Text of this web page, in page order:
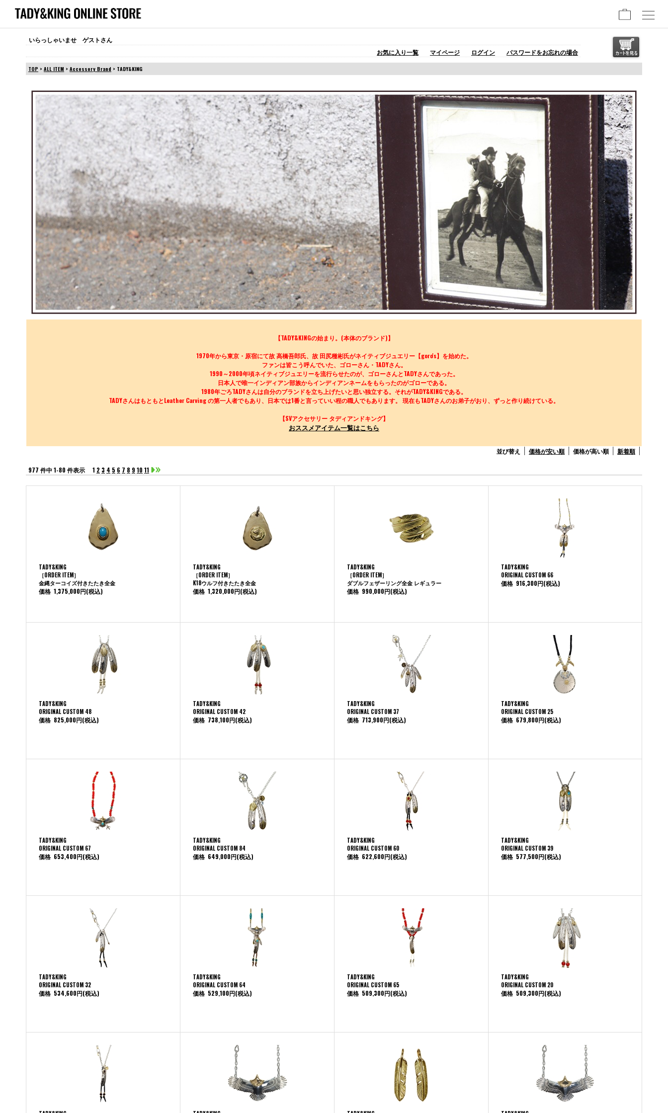
いらっしゃいませ ゲストさん
お気に入り一覧
マイページ ログイン パスワードをお忘れの場合
TOP > ALL ITEM > Accessory Brand > TADY&KING
【TADY&KINGの始まり。(本体のブランド)】
1970年から東京・原宿にて故 高橋吾郎氏、故 田尻種彬氏がネイティブジュエリー【goro's】を始めた。
ファンは皆こう呼んでいた、ゴローさん・TADYさん。
1990～2000年頃ネイティブジュエリーを流行らせたのが、ゴローさんとTADYさんであった。
日本人で唯一インディアン部族からインディアンネームをもらったのがゴローである。
1980年ごろTADYさんは自分のブランドを立ち上げたいと思い独立する。それがTADY&KINGである。
TADYさんはもともとLeather Carving の第一人者でもあり、日本では1番と言っていい程の職人でもあります。 現在もTADYさんのお弟子がおり、ずっと作り続けている。
【SVアクセサリー タディアンドキング】
おススメアイテム一覧はこちら
並び替え 価格が安い順 価格が高い順 新着順
977 件中 1-80 件表示 1 2 3 4 5 6 7 8 9 10 11
TADY&KING
［ORDER ITEM］
金縄ターコイズ付きたたき全金
価格 1,375,000円(税込)
TADY&KING
［ORDER ITEM］
K18ウルフ付きたたき全金
価格 1,320,000円(税込)
TADY&KING
［ORDER ITEM］
ダブルフェザーリング全金 レギュラー
価格 990,000円(税込)
TADY&KING
ORIGINAL CUSTOM 66
価格 916,300円(税込)
TADY&KING
ORIGINAL CUSTOM 48
価格 825,000円(税込)
TADY&KING
ORIGINAL CUSTOM 42
価格 738,100円(税込)
TADY&KING
ORIGINAL CUSTOM 37
価格 713,900円(税込)
TADY&KING
ORIGINAL CUSTOM 25
価格 679,800円(税込)
TADY&KING
ORIGINAL CUSTOM 67
価格 653,400円(税込)
TADY&KING
ORIGINAL CUSTOM 84
価格 649,000円(税込)
TADY&KING
ORIGINAL CUSTOM 60
価格 622,600円(税込)
TADY&KING
ORIGINAL CUSTOM 39
価格 577,500円(税込)
TADY&KING
ORIGINAL CUSTOM 32
価格 534,600円(税込)
TADY&KING
ORIGINAL CUSTOM 64
価格 529,100円(税込)
TADY&KING
ORIGINAL CUSTOM 65
価格 509,300円(税込)
TADY&KING
ORIGINAL CUSTOM 20
価格 509,300円(税込)